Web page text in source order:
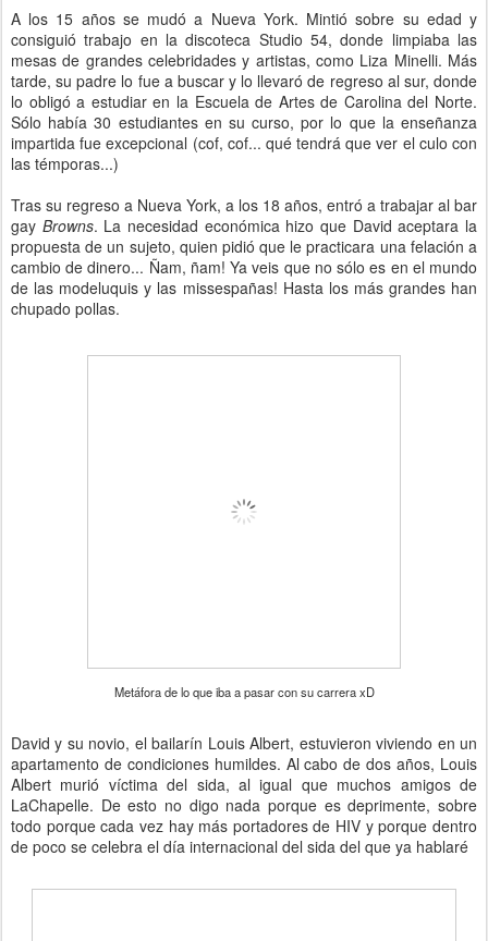
A los 15 años se mudó a Nueva York. Mintió sobre su edad y
consiguió trabajo en la discoteca Studio 54, donde limpiaba las
mesas de grandes celebridades y artistas, como Liza Minelli. Más
tarde, su padre lo fue a buscar y lo llevaró de regreso al sur, donde
lo obligó a estudiar en la Escuela de Artes de Carolina del Norte.
Sólo había 30 estudiantes en su curso, por lo que la enseñanza
impartida fue excepcional (cof, cof... qué tendrá que ver el culo con
las témporas...)
Tras su regreso a Nueva York, a los 18 años, entró a trabajar al bar
gay Browns. La necesidad económica hizo que David aceptara la
propuesta de un sujeto, quien pidió que le practicara una felación a
cambio de dinero... Ñam, ñam! Ya veis que no sólo es en el mundo
de las modeluquis y las missespañas! Hasta los más grandes han
chupado pollas.
Metáfora de lo que iba a pasar con su carrera xD
David y su novio, el bailarín Louis Albert, estuvieron viviendo en un
apartamento de condiciones humildes. Al cabo de dos años, Louis
Albert murió víctima del sida, al igual que muchos amigos de
LaChapelle. De esto no digo nada porque es deprimente, sobre
todo porque cada vez hay más portadores de HIV y porque dentro
de poco se celebra el día internacional del sida del que ya hablaré